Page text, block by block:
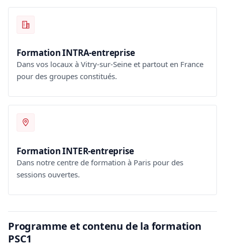
Formation INTRA-entreprise
Dans vos locaux à Vitry-sur-Seine et partout en France
pour des groupes constitués.
Formation INTER-entreprise
Dans notre centre de formation à Paris pour des
sessions ouvertes.
Programme et contenu de la formation
PSC1